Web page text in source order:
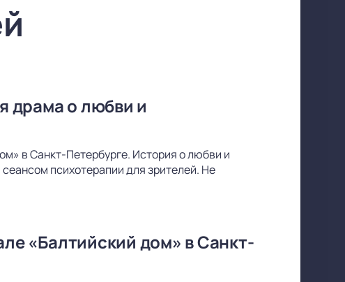
драма о любви и
в Санкт-Петербурге. История о любви и
психотерапии для зрителей. Не
«Балтийский дом» в Санкт-